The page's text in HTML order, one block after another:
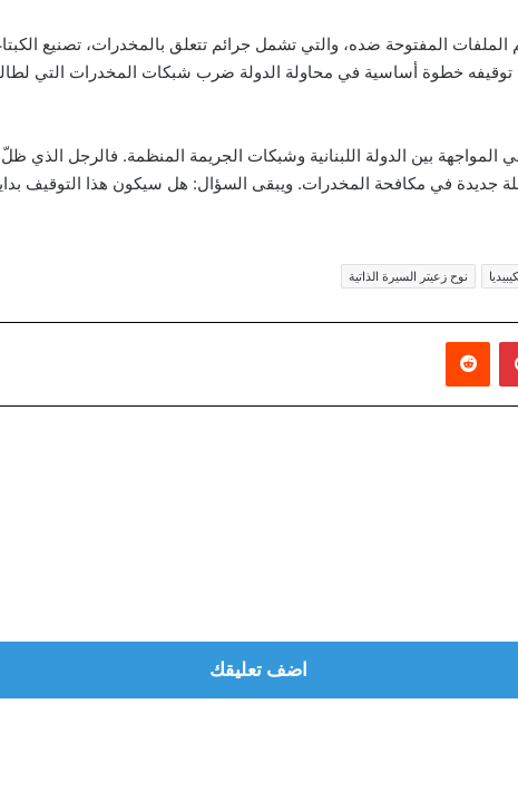
المفتوحة ضده، والتي تشمل جرائم تتعلق بالمخدرات، تصنيع
خطوة أساسية في محاولة الدولة ضرب شبكات المخدرات التي
بين الدولة اللبنانية وشبكات الجريمة المنظمة. فالرجل الذي
جديدة في مكافحة المخدرات. ويبقى السؤال: هل سيكون هذا التوقيف
نوح زعيتر السيرة الذاتية
بينتيريست
اضف تعليقك